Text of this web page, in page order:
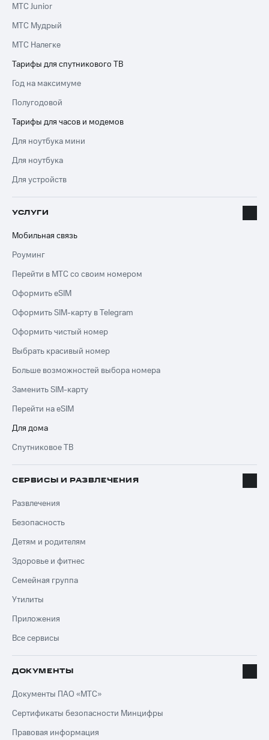
МТС Junior
МТС Мудрый
МТС Налегке
Тарифы для спутникового ТВ
Год на максимуме
Полугодовой
Тарифы для часов и модемов
Для ноутбука мини
Для ноутбука
Для устройств
УСЛУГИ
Мобильная связь
Роуминг
Перейти в МТС со своим номером
Оформить eSIM
Оформить SIM-карту в Telegram
Оформить чистый номер
Выбрать красивый номер
Больше возможностей выбора номера
Заменить SIM-карту
Перейти на eSIM
Для дома
Спутниковое ТВ
СЕРВИСЫ И РАЗВЛЕЧЕНИЯ
Развлечения
Безопасность
Детям и родителям
Здоровье и фитнес
Семейная группа
Утилиты
Приложения
Все сервисы
ДОКУМЕНТЫ
Документы ПАО «МТС»
Сертификаты безопасности Минцифры
Правовая информация